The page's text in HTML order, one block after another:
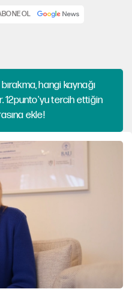
OL
hangi kaynağı
12punto'yu tercih ettiğin
ekle!